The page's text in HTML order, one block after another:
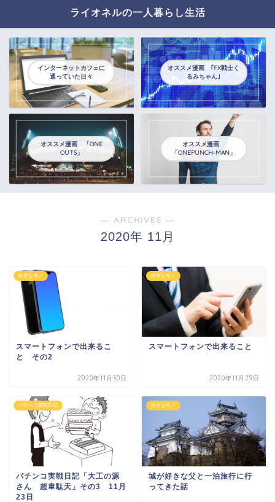
ライオネルの一人暮らし生活
インターネットカフェに
通っていた日々
オススメ漫画 ｢FX戦士く
るみちゃん｣
オススメ漫画 「ONE
OUTS」
オススメ漫画
「ONEPUNCH-MAN」
― ARCHIVES ―
2020年 11月
好きなモノ
スマートフォンで出来るこ
と その2
2020年11月30日
好きなモノ
スマートフォンで出来ること
2020年11月29日
パチンコ実戦日記
パチンコ実戦日記「大工の源
さん 超韋駄天」その3 11月
23日
好きなモノ
城が好きな父と一泊旅行に行
ってきた話